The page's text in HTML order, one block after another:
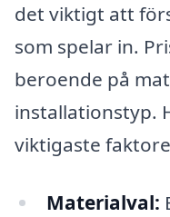
det viktigt att
som spelar in.
beroende på
installationstyp.
viktigaste
Materialval: